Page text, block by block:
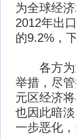
为全球经
2012年出
的9.2%，
各方为遏
举措，尽
元区经济
也因此暗
一步恶化